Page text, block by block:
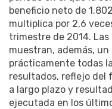
beneficio neto de
multiplica por 2,6
trimestre de 2014.
muestran, además,
prácticamente todas
resultados, reflejo del
a largo plazo y
ejecutada en los